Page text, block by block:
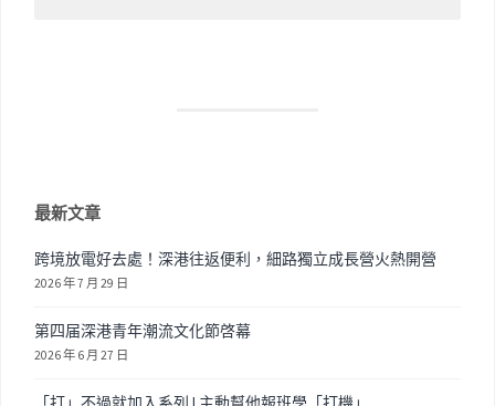
最新文章
跨境放電好去處！深港往返便利，細路獨立成長營火熱開營
2026 年 7 月 29 日
第四届深港青年潮流文化節啓幕
2026 年 6 月 27 日